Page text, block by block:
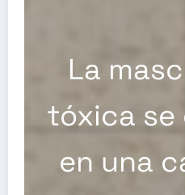
La
tóxica se
en una